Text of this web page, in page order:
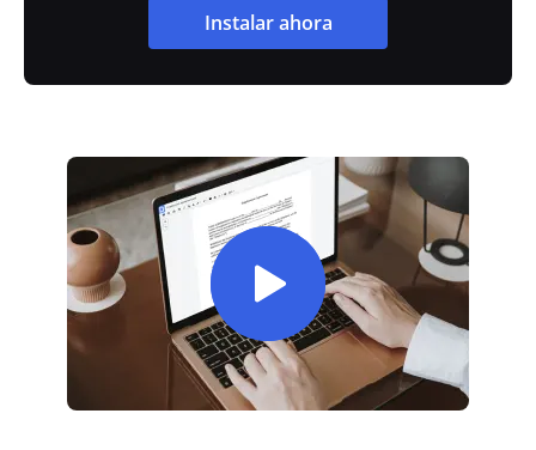
Instalar ahora